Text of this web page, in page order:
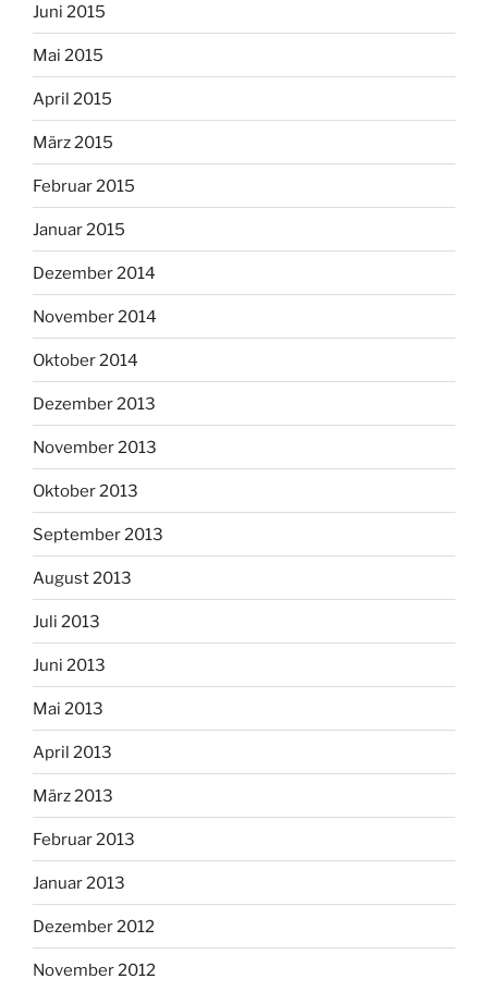
Juni 2015
Mai 2015
April 2015
März 2015
Februar 2015
Januar 2015
Dezember 2014
November 2014
Oktober 2014
Dezember 2013
November 2013
Oktober 2013
September 2013
August 2013
Juli 2013
Juni 2013
Mai 2013
April 2013
März 2013
Februar 2013
Januar 2013
Dezember 2012
November 2012